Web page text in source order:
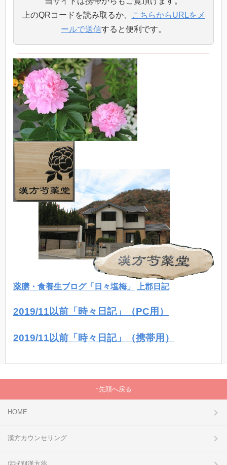
上のQRコードを読み取るか、
こちらからURLをメ
ールで送信すると便利です。
薬膳・食養生ブログ「日々塩梅」 上郡日記
2019/11以前「時々日記」（PC用）
2019/11以前「時々日記」（携帯用）
先頭へ戻る
HOME
漢方カウンセリング